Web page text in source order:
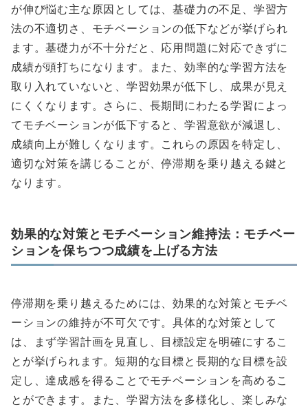
が伸び悩む主な原因としては、基礎力の不足、学習方
法の不適切さ、モチベーションの低下などが挙げられ
ます。基礎力が不十分だと、応用問題に対応できずに
成績が頭打ちになります。また、効率的な学習方法を
取り入れていないと、学習効果が低下し、成果が見え
にくくなります。さらに、長期間にわたる学習によっ
てモチベーションが低下すると、学習意欲が減退し、
成績向上が難しくなります。これらの原因を特定し、
適切な対策を講じることが、停滞期を乗り越える鍵と
なります。
効果的な対策とモチベーション維持法：モチベー
ションを保ちつつ成績を上げる方法
停滞期を乗り越えるためには、効果的な対策とモチベ
ーションの維持が不可欠です。具体的な対策として
は、まず学習計画を見直し、目標設定を明確にするこ
とが挙げられます。短期的な目標と長期的な目標を設
定し、達成感を得ることでモチベーションを高めるこ
とができます。また、学習方法を多様化し、楽しみな